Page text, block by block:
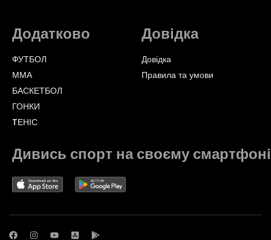
Додатково
ФУТБОЛ
ММА
БАСКЕТБОЛ
ГОНКИ
TЕНІС
Довідка
Довідка
Правила та умови
Дивись спорт на своєму смартфоні